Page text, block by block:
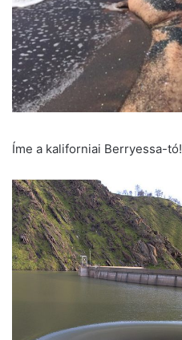
Íme a kaliforniai Berryessa-tó!